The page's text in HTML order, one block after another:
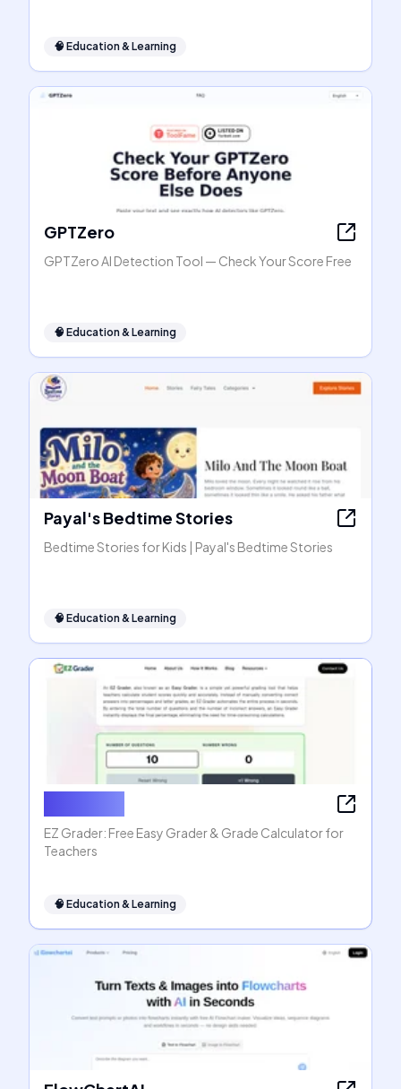
🧠 Education & Learning
GPTZero
GPTZero AI Detection Tool — Check Your Score Free
🧠 Education & Learning
Payal's Bedtime Stories
Bedtime Stories for Kids | Payal's Bedtime Stories
🧠 Education & Learning
EZ Grader: Free Easy Grader & Grade Calculator for
Teachers
🧠 Education & Learning